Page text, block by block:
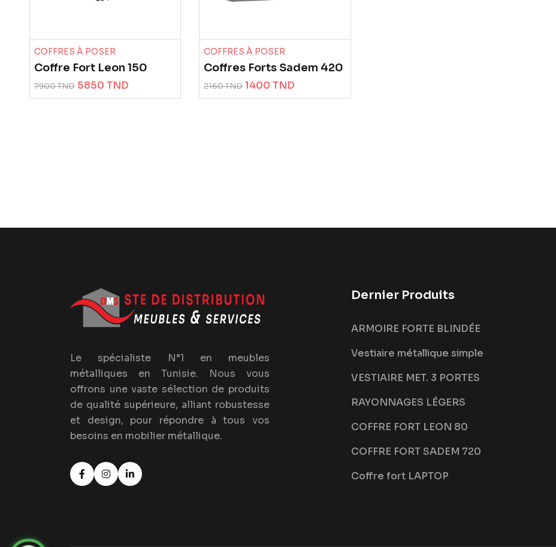
COFFRES À POSER
Coffre Fort Leon 150
7900 TND 5850 TND
COFFRES À POSER
Coffres Forts Sadem 420
2160 TND 1400 TND
Le spécialiste N°1 en meubles
métalliques en Tunisie. Nous vous
offrons une vaste sélection de produits
de qualité supérieure, alliant robustesse
et design, pour répondre à tous vos
besoins en mobilier métallique.
Dernier Produits
ARMOIRE FORTE BLINDÉE
Vestiaire métallique simple
VESTIAIRE MET. 3 PORTES
RAYONNAGES LÉGERS
COFFRE FORT LEON 80
COFFRE FORT SADEM 720
Coffre fort LAPTOP